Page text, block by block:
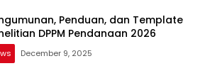
Penduan, dan Template
DPPM Pendanaan 2026
December 9, 2025